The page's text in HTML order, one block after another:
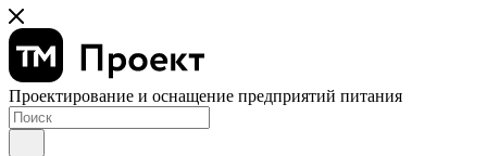
Проектирование и оснащение предприятий питания